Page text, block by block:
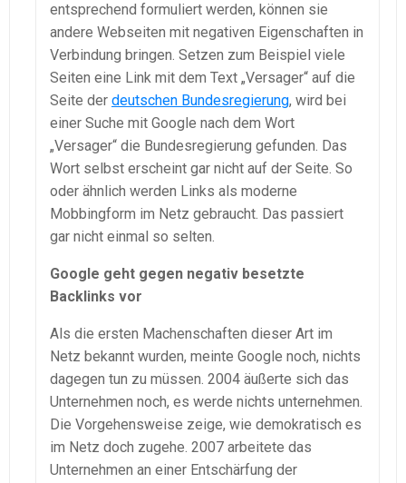
entsprechend formuliert werden, können sie
andere Webseiten mit negativen Eigenschaften in
Verbindung bringen. Setzen zum Beispiel viele
Seiten eine Link mit dem Text „Versager“ auf die
Seite der deutschen Bundesregierung, wird bei
einer Suche mit Google nach dem Wort
„Versager“ die Bundesregierung gefunden. Das
Wort selbst erscheint gar nicht auf der Seite. So
oder ähnlich werden Links als moderne
Mobbingform im Netz gebraucht. Das passiert
gar nicht einmal so selten.
Google geht gegen negativ besetzte
Backlinks vor
Als die ersten Machenschaften dieser Art im
Netz bekannt wurden, meinte Google noch, nichts
dagegen tun zu müssen. 2004 äußerte sich das
Unternehmen noch, es werde nichts unternehmen.
Die Vorgehensweise zeige, wie demokratisch es
im Netz doch zugehe. 2007 arbeitete das
Unternehmen an einer Entschärfung der